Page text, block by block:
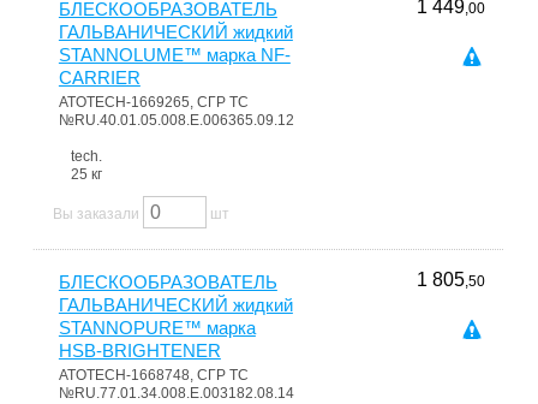
БЛЕСКООБРАЗОВАТЕЛЬ
ГАЛЬВАНИЧЕСКИЙ жидкий
STANNOLUME™ марка NF-
CARRIER
ATOTECH-1669265, СГР ТС
№RU.40.01.05.008.E.006365.09.12
tech.
25 кг
1 449,00
Вы заказали шт
БЛЕСКООБРАЗОВАТЕЛЬ
ГАЛЬВАНИЧЕСКИЙ жидкий
STANNOPURE™ марка
HSB-BRIGHTENER
ATOTECH-1668748, СГР ТС
№RU.77.01.34.008.E.003182.08.14
1 805,50